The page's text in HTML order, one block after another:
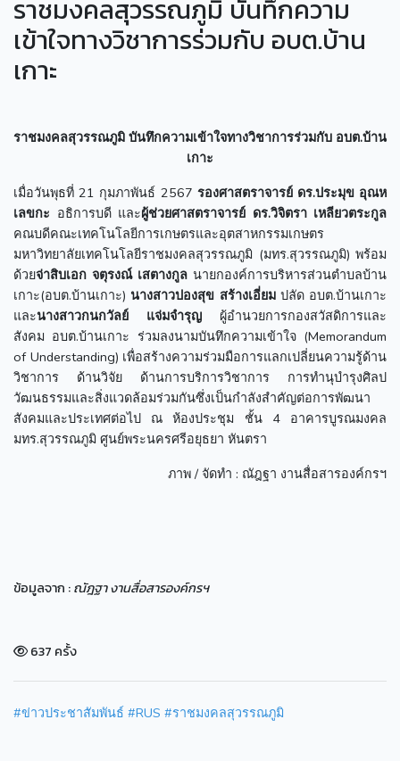
ราชมงคลสุวรรณภูมิ บันทึกความ
เข้าใจทางวิชาการร่วมกับ อบต.บ้าน
เกาะ
ราชมงคลสุวรรณภูมิ บันทึกความเข้าใจทางวิชาการร่วมกับ อบต.บ้าน
เกาะ
เมื่อวันพุธที่ 21 กุมภาพันธ์ 2567 รองศาสตราจารย์ ดร.ประมุข อุณห
เลขกะ อธิการบดี และผู้ช่วยศาสตราจารย์ ดร.วิจิตรา เหลียวตระกูล
คณบดีคณะเทคโนโลยีการเกษตรและอุตสาหกรรมเกษตร
มหาวิทยาลัยเทคโนโลยีราชมงคลสุวรรณภูมิ (มทร.สุวรรณภูมิ) พร้อม
ด้วยจ่าสิบเอก จตุรงณ์ เสตางกูล นายกองค์การบริหารส่วนตำบลบ้าน
เกาะ(อบต.บ้านเกาะ)นางสาวปองสุข สร้างเอี่ยมปลัด อบต.บ้านเกาะ
และนางสาวกนกวัลย์ แจ่มจำรุญ ผู้อำนวยการกองสวัสดิการและ
สังคม อบต.บ้านเกาะ ร่วมลงนามบันทึกความเข้าใจ (Memorandum
of Understanding) เพื่อสร้างความร่วมมือการแลกเปลี่ยนความรู้ด้าน
วิชาการ ด้านวิจัย ด้านการบริการวิชาการ การทำนุบำรุงศิลป
วัฒนธรรมและสิ่งแวดล้อมร่วมกันซึ่งเป็นกำลังสำคัญต่อการพัฒนา
สังคมและประเทศต่อไป ณ ห้องประชุม ชั้น 4 อาคารบูรณมงคล
มทร.สุวรรณภูมิ ศูนย์พระนครศรีอยุธยา หันตรา
ภาพ / จัดทำ : ณัฎฐา งานสื่อสารองค์กรฯ
ข้อมูลจาก :ณัฎฐา งานสื่อสารองค์กรฯ
637 ครั้ง
#ข่าวประชาสัมพันธ์ #RUS #ราชมงคลสุวรรณภูมิ